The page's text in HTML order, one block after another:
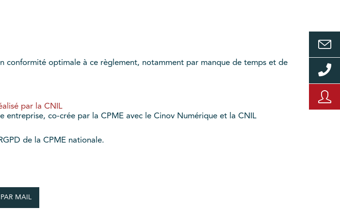
conformité optimale à ce règlement, notamment par manque de temps et de
par la CNIL
entreprise, co-crée par la CPME avec le Cinov Numérique et la CNIL
de la CPME nationale.
MAIL